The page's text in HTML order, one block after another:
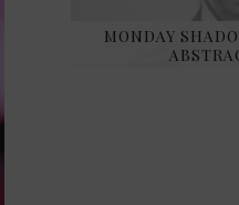
MONDAY